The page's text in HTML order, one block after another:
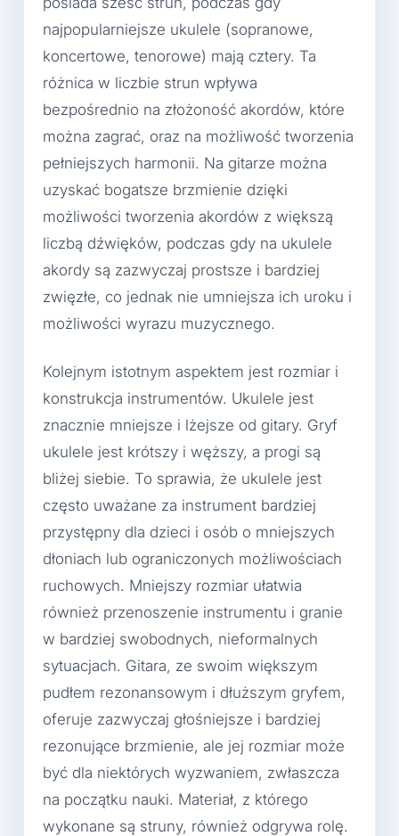
najpopularniejsze ukulele (sopranowe,
koncertowe, tenorowe) mają cztery. Ta
różnica w liczbie strun wpływa
bezpośrednio na złożoność akordów, które
można zagrać, oraz na możliwość tworzenia
pełniejszych harmonii. Na gitarze można
uzyskać bogatsze brzmienie dzięki
możliwości tworzenia akordów z większą
liczbą dźwięków, podczas gdy na ukulele
akordy są zazwyczaj prostsze i bardziej
zwięzłe, co jednak nie umniejsza ich uroku i
możliwości wyrazu muzycznego.
Kolejnym istotnym aspektem jest rozmiar i
konstrukcja instrumentów. Ukulele jest
znacznie mniejsze i lżejsze od gitary. Gryf
ukulele jest krótszy i węższy, a progi są
bliżej siebie. To sprawia, że ukulele jest
często uważane za instrument bardziej
przystępny dla dzieci i osób o mniejszych
dłoniach lub ograniczonych możliwościach
ruchowych. Mniejszy rozmiar ułatwia
również przenoszenie instrumentu i granie
w bardziej swobodnych, nieformalnych
sytuacjach. Gitara, ze swoim większym
pudłem rezonansowym i dłuższym gryfem,
oferuje zazwyczaj głośniejsze i bardziej
rezonujące brzmienie, ale jej rozmiar może
być dla niektórych wyzwaniem, zwłaszcza
na początku nauki. Materiał, z którego
wykonane są struny, również odgrywa rolę.